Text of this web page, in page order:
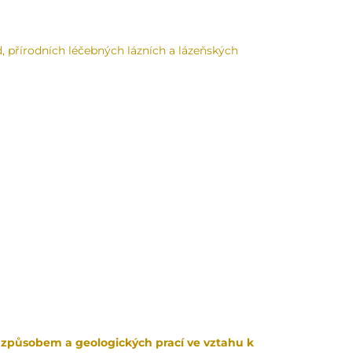
léčebných lázních a lázeňských
a geologických prací ve vztahu k